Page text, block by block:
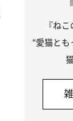
『ね
“愛猫と